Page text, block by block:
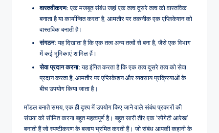
वास्तवीकरण:एक मजबूत संबंध जहां एक तत्व दूसरे तत्व को वास्तविक
बनाता है या कार्यान्वित करता है, आमतौर पर तकनीक एक एप्लिकेशन को
वास्तविक बनाती है।
संगठन:यह दिखाता है कि एक तत्व अन्य तत्वों से बना है, जैसे एक विभाग
में कई भूमिकाएं शामिल हैं।
सेवा प्रदान करना:यह इंगित करता है कि एक तत्व दूसरे तत्व को सेवा
प्रदान करता है, आमतौर पर एप्लिकेशन और व्यवसाय प्रक्रियाओं के
बीच उपयोग किया जाता है।
मॉडल बनाते समय, एक ही दृश्य में उपयोग किए जाने वाले संबंध प्रकारों की
संख्या को सीमित करना बहुत महत्वपूर्ण है। बहुत सारी तीर एक ‘स्पैगेटी आरेख’
बनाती हैं जो स्पष्टीकरण के बजाय भ्रमित करती हैं। जो संबंध आपकी कहानी के